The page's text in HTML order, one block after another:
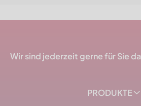
Wir sind jederzeit gerne für Sie da
PRODUKTE